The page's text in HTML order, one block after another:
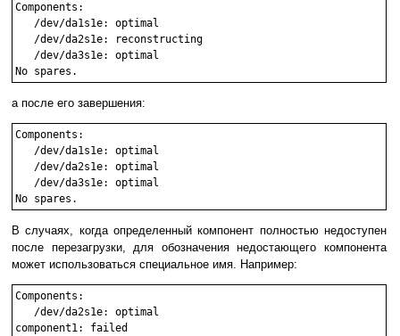
Components:
   /dev/da1s1e: optimal
   /dev/da2s1e: reconstructing
   /dev/da3s1e: optimal
а после его завершения:
Components:
   /dev/da1s1e: optimal
   /dev/da2s1e: optimal
   /dev/da3s1e: optimal
В случаях, когда определенный компонент полностью недоступен
после перезагрузки, для обозначения недостающего компонента
может использоваться специальное имя. Например:
Components:
   /dev/da2s1e: optimal
component1: failed